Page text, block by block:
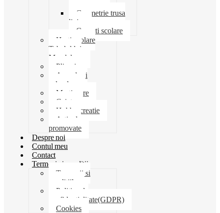
Geometrie trusa
liniar
Coperti scolare
Harti scolare
Tabelul lui
Mendeleev
Plicuri
Agende si
calendare
Martisoare
Caiete
Hobby creatie
Articole
promovate
Despre noi
Contul meu
Contact
Termeni si conditii
Termenii si
conditiile
Politica de
confidentialitate(GDPR)
Cookies